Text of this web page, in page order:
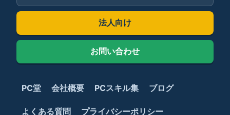
法人向け
お問い合わせ
PC堂 会社概要 PCスキル集 ブログ
よくある質問 プライバシーポリシー